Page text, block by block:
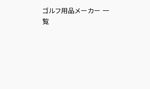
ゴルフ用品メーカー 一
覧